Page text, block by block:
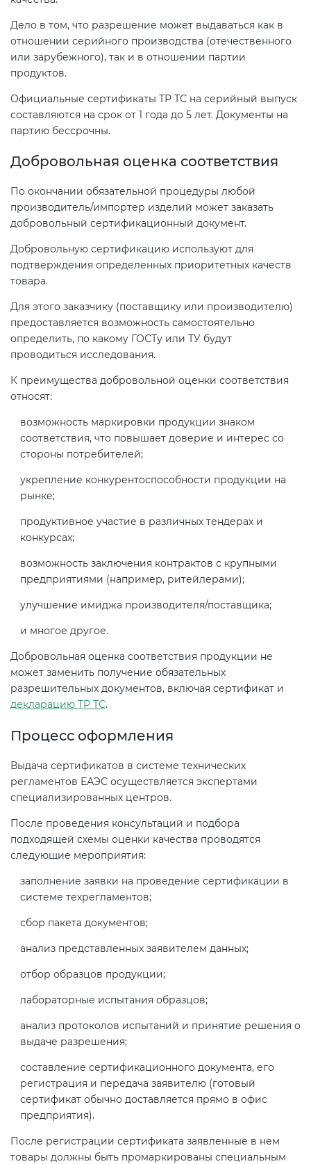
Дело в том, что разрешение может выдаваться как в
отношении серийного производства (отечественного
или зарубежного), так и в отношении партии
продуктов.
Официальные сертификаты ТР ТС на серийный выпуск
составляются на срок от 1 года до 5 лет. Документы на
партию бессрочны.
Добровольная оценка соответствия
По окончании обязательной процедуры любой
производитель/импортер изделий может заказать
добровольный сертификационный документ.
Добровольную сертификацию используют для
подтверждения определенных приоритетных качеств
товара.
Для этого заказчику (поставщику или производителю)
предоставляется возможность самостоятельно
определить, по какому ГОСТу или ТУ будут
проводиться исследования.
К преимущества добровольной оценки соответствия
относят:
возможность маркировки продукции знаком
соответствия, что повышает доверие и интерес со
стороны потребителей;
укрепление конкурентоспособности продукции на
рынке;
продуктивное участие в различных тендерах и
конкурсах;
возможность заключения контрактов с крупными
предприятиями (например, ритейлерами);
улучшение имиджа производителя/поставщика;
и многое другое.
Добровольная оценка соответствия продукции не
может заменить получение обязательных
разрешительных документов, включая сертификат и
декларацию ТР ТС.
Процесс оформления
Выдача сертификатов в системе технических
регламентов ЕАЭС осуществляется экспертами
специализированных центров.
После проведения консультаций и подбора
подходящей схемы оценки качества проводятся
следующие мероприятия:
заполнение заявки на проведение сертификации в
системе техрегламентов;
сбор пакета документов;
анализ представленных заявителем данных;
отбор образцов продукции;
лабораторные испытания образцов;
анализ протоколов испытаний и принятие решения о
выдаче разрешения;
составление сертификационного документа, его
регистрация и передача заявителю (готовый
сертификат обычно доставляется прямо в офис
предприятия).
После регистрации сертификата заявленные в нем
товары должны быть промаркированы специальным